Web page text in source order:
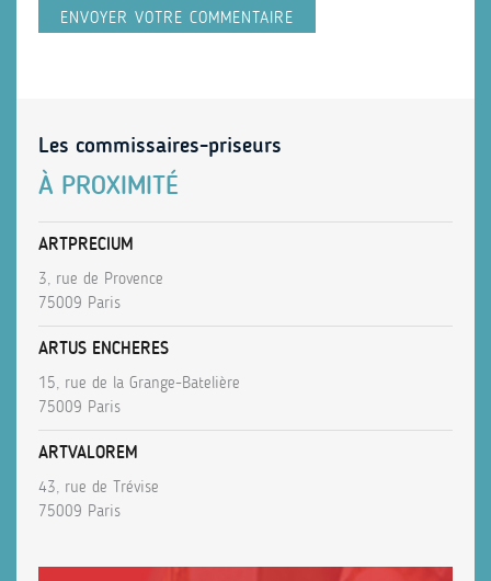
Les commissaires-priseurs
À PROXIMITÉ
ARTPRECIUM
3, rue de Provence
75009 Paris
ARTUS ENCHERES
15, rue de la Grange-Batelière
75009 Paris
ARTVALOREM
43, rue de Trévise
75009 Paris